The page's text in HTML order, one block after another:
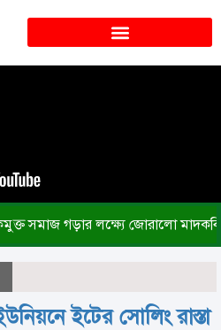
সমাজ গড়ার লক্ষ্যে জোরালো
ইটের সোলিং রাস্তা